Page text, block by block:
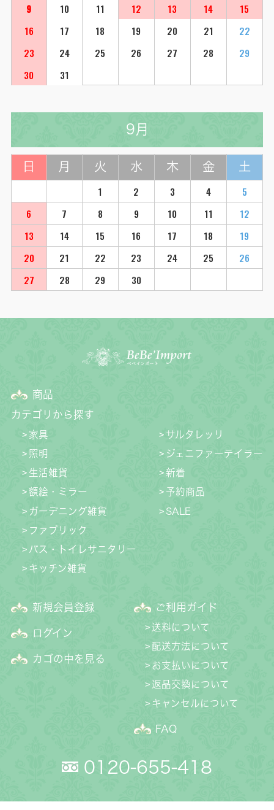
9
10 11 12 13 14
15
16
17 18 19 20 21
22
23
24 25 26 27 28
29
30
31
9月
日 月 火 水 木 金 土
1 2 3 4
5
6
7 8 9 10 11
12
13
14 15 16 17 18
19
20
21 22 23 24 25
26
27
28 29 30
商品
カテゴリから探す
家具
照明
生活雑貨
額絵・ミラー
ガーデニング雑貨
ファブリック
バス・トイレサニタリー
キッチン雑貨
サルタレッリ
ジェニファーテイラー
新着
予約商品
SALE
新規会員登録
ログイン
カゴの中を見る
ご利用ガイド
送料について
配送方法について
お支払いについて
返品交換について
キャンセルについて
FAQ
0120-655-418